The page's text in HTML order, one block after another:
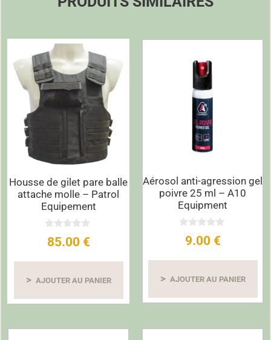
Housse de gilet pare balle
attache molle – Patrol
Equipement
0
s
r
85.00 €
AJOUTER AU PANIER
Aérosol anti-agression gel
poivre 25 ml – A10
Equipment
s
r
9.00 €
AJOUTER AU PANIER